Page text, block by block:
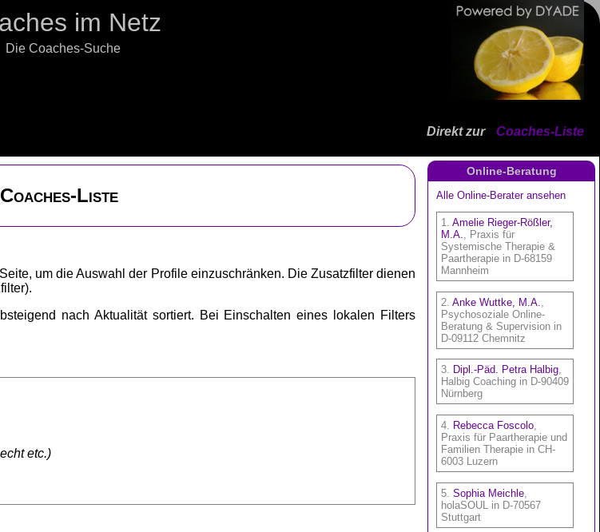
im Netz
Die Coaches-Suche
Direkt zur Coaches-Liste
Coaches-Liste
um die Auswahl der Profile einzuschränken. Die Zusatzfilter dienen
nach Aktualität sortiert. Bei Einschalten eines lokalen Filters
etc.)
Online-Beratung